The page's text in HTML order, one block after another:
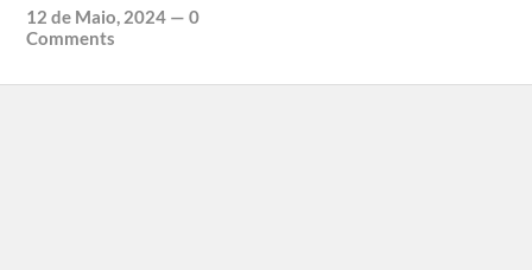
12 de Maio, 2024 —0
Comments